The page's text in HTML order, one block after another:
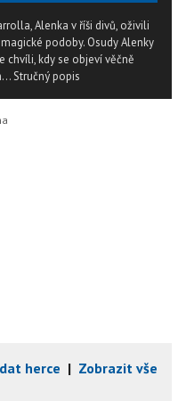
Alenka v říši divů, oživili
podoby. Osudy Alenky
chvíli, kdy se objeví věčně
Stručný popis
herce | Zobrazit vše